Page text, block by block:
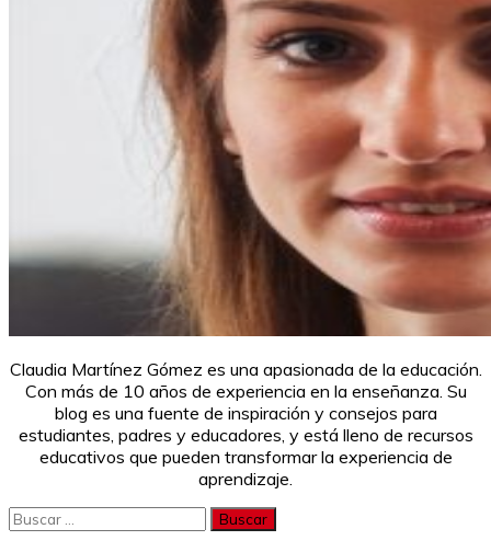
Claudia Martínez Gómez es una apasionada de la educación.
Con más de 10 años de experiencia en la enseñanza. Su
blog es una fuente de inspiración y consejos para
estudiantes, padres y educadores, y está lleno de recursos
educativos que pueden transformar la experiencia de
aprendizaje.
Buscar: